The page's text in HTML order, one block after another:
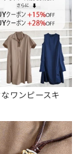
ワンピースキ